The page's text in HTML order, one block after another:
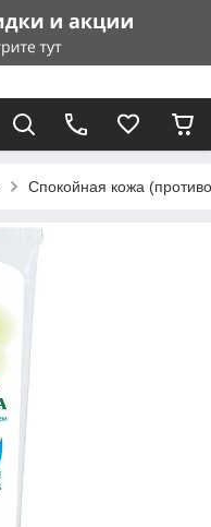
Спокойная кожа